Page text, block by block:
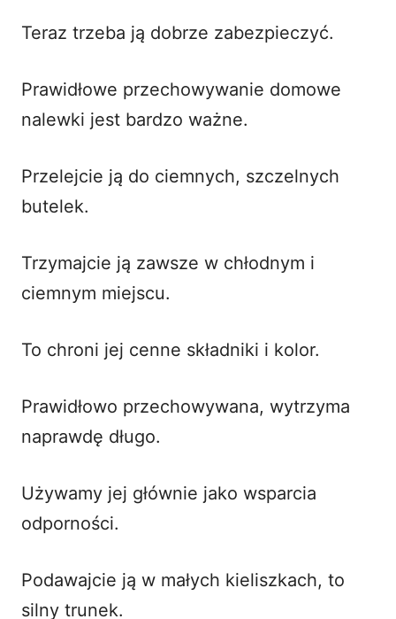
Teraz trzeba ją dobrze zabezpieczyć.
Prawidłowe przechowywanie domowe
nalewki jest bardzo ważne.
Przelejcie ją do ciemnych, szczelnych
butelek.
Trzymajcie ją zawsze w chłodnym i
ciemnym miejscu.
To chroni jej cenne składniki i kolor.
Prawidłowo przechowywana, wytrzyma
naprawdę długo.
Używamy jej głównie jako wsparcia
odporności.
Podawajcie ją w małych kieliszkach, to
silny trunek.